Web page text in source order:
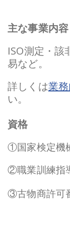
主な事業内容
ISO測定・該
易など。
詳しくは業
い。
資格
①国家検定機
②職業訓練指
③古物商許可